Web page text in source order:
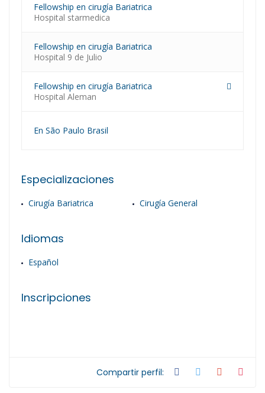
Fellowship en cirugía Bariatrica
Hospital starmedica
Fellowship en cirugía Bariatrica
Hospital 9 de Julio
Fellowship en cirugía Bariatrica
Hospital Aleman
En São Paulo Brasil
Especializaciones
Cirugía Bariatrica Cirugía General
Idiomas
Español
Inscripciones
Compartir perfil: